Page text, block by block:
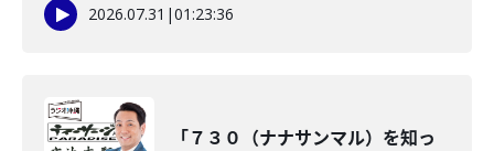
2026.07.31 |01:23:36
「７３０（ナナサンマル）を知っ